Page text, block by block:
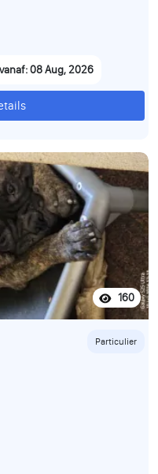
en gevaccineerd en
08 Aug, 2026
160
Particulier